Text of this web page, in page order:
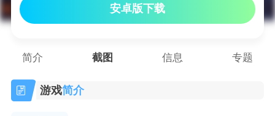
安卓版下载
简介 截图 信息 专题
游戏简介